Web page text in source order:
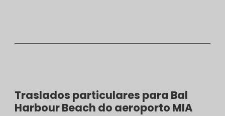
Traslados particulares para Bal
Harbour Beach do aeroporto MIA